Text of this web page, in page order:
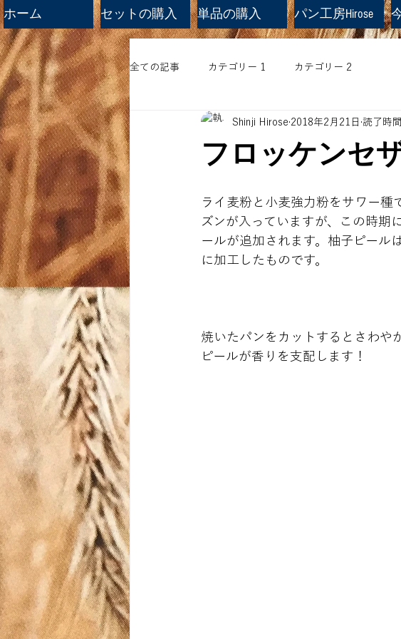
ホーム セットの購入 単品の購入 パン工房Hirose
全ての記事 カテゴリー 1 カテゴリー 2
フロッケンセ
Shinji Hirose 2018年2月21日 読了時
ライ麦粉と小麦強力粉をサワー種
ズンが入っていますが、この時期
ールが追加されます。柚子ピール
に加工したものです。
焼いたパンをカットするとさわや
ピールが香りを支配します！